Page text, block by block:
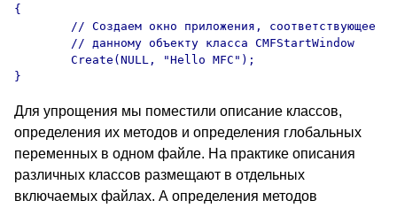
{
Для упрощения мы поместили описание классов,
определения их методов и определения глобальных
переменных в одном файле. На практике описания
различных классов размещают в отдельных
включаемых файлах. А определения методов